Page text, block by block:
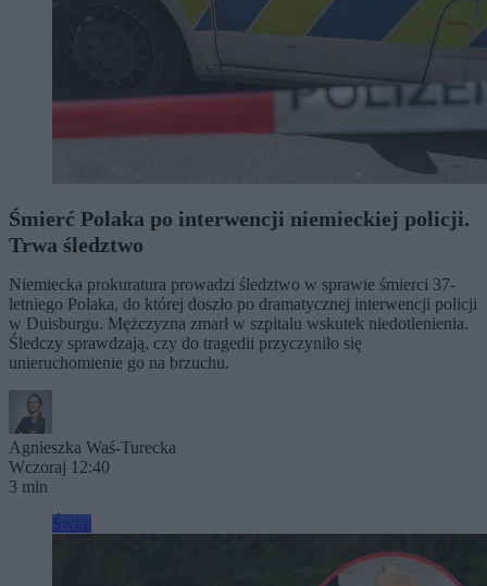
Śmierć Polaka po interwencji niemieckiej policji.
Trwa śledztwo
Niemiecka prokuratura prowadzi śledztwo w sprawie śmierci 37-
letniego Polaka, do której doszło po dramatycznej interwencji policji
w Duisburgu. Mężczyzna zmarł w szpitalu wskutek niedotlenienia.
Śledczy sprawdzają, czy do tragedii przyczyniło się
unieruchomienie go na brzuchu.
Agnieszka Waś-Turecka
Wczoraj 12:40
3 min